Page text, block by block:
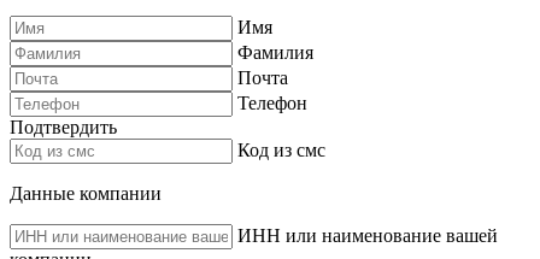
Имя
Фамилия
Почта
Телефон
Подтвердить
Код из смс
Данные компании
ИНН или наименование вашей